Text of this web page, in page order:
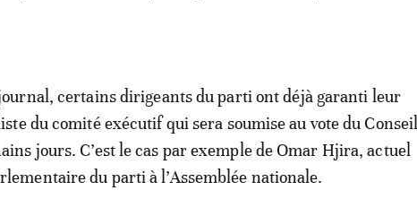
journal, certains dirigeants du parti ont déjà garanti leur
du comité exécutif qui sera soumise au vote du Conseil
jours. C’est le cas par exemple de Omar Hjira, actuel
du parti à l’Assemblée nationale.